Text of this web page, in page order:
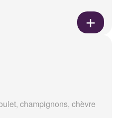
champignons, chèvre